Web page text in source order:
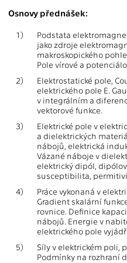
Osnovy přednášek:
1)
Podstata
jako zdroje
makroskopického
Pole vírové a
2)
Elektrostatické pole,
elektrického pole E.
v integrálním a
vektorové funkce.
3)
Elektrické pole v
a dielektrických
nábojů, elektrická
Vázané náboje v
elektrický dipól,
susceptibilita,
4)
Práce vykonaná v
Gradient skalární
rovnice. Definice
nábojů. Energie v
elektrického pole
5)
Síly v elektrickém poli,
Podmínky na rozhraní